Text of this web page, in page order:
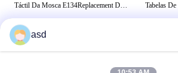
Táctil Da Mosca E134Replacement Do
E134Replacemen Do Conjunto Da Mosca
Tabelas
ETIQUETAS
asd